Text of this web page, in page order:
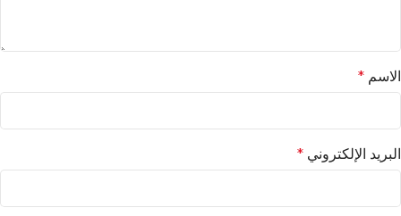
الاسم *
البريد الإلكتروني *